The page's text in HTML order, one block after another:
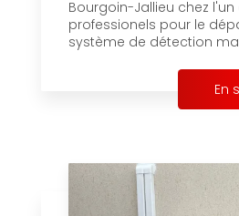
Bourgoin-Jallieu chez
professionels pour le
système de détection
En